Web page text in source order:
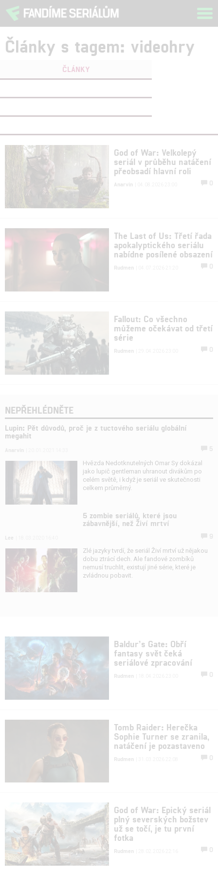
Články s tagem: videohry
ČLÁNKY
God of War: Velkolepý
seriál v průběhu natáčení
přeobsadí hlavní roli
Anarvin 0
The Last of Us: Třetí řada
apokalyptického seriálu
nabídne posílené obsazení
Rudmen 0
Fallout: Co všechno
můžeme očekávat od třetí
série
Rudmen 0
NEPŘEHLÉDNĚTE
Lupin: Pět důvodů, proč je z tuctového seriálu globální
megahit
Hvězda Nedotknutelných Omar Sy dokázal
jako lupič gentleman uhranout divákům po
celém světě, i když je seriál ve skutečnosti
celkem průměrný.
5 zombie seriálů, které jsou
zábavnější, než Živí mrtví
Zlé jazyky tvrdí, že seriál Živí mrtví už nějakou
dobu ztrácí dech. Ale fandové zombíků
nemusí truchlit, existují jiné série, které je
zvládnou pobavit.
Baldur’s Gate: Obří
fantasy svět čeká
seriálové zpracování
Rudmen 0
Tomb Raider: Herečka
Sophie Turner se zranila,
natáčení je pozastaveno
Rudmen 0
God of War: Epický seriál
plný severských božstev
už se točí, je tu první
fotka
Rudmen 0